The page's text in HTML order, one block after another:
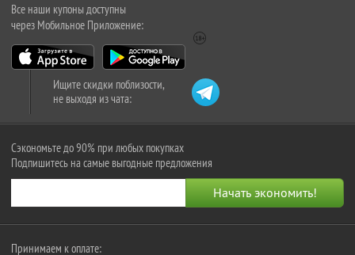
Все наши купоны доступны
через Мобильное Приложение:
Ищите скидки поблизости,
не выходя из чата:
Сэкономьте до 90% при любых покупках
Подпишитесь на самые выгодные предложения
Принимаем к оплате: